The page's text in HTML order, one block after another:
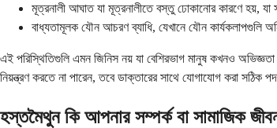
মূত্রনালী আঘাত যা মূত্রনালীতে বস্তু ঢোকানোর কারণে হয়, যা
বাধ্যতামূলক যৌন আচরণ ব্যাধি, যেখানে যৌন কার্যকলাপগুলি
এই পরিস্থিতিগুলি এমন জিনিস নয় যা বেশিরভাগ মানুষ কখনও
নিয়ন্ত্রণ করতে না পারেন, তবে ডাক্তারের সাথে যোগাযোগ করা সঠিক
হস্তমৈথুন কি আপনার সম্পর্ক বা সামাজিক